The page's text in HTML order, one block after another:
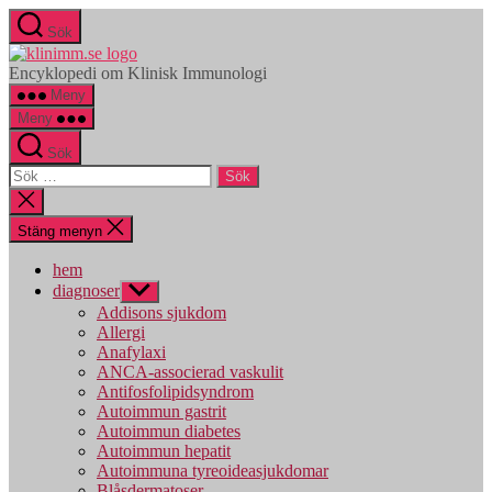
Hoppa
till
innehåll
Sök
klinimm.se
Encyklopedi om Klinisk Immunologi
Meny
Meny
Sök
Sök
efter:
Stäng
sökningen
Stäng menyn
hem
diagnoser Visa
undermeny
Addisons sjukdom
Allergi
Anafylaxi
ANCA-associerad vaskulit
Antifosfolipidsyndrom
Autoimmun gastrit
Autoimmun diabetes
Autoimmun hepatit
Autoimmuna tyreoideasjukdomar